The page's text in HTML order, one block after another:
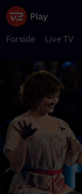
Forside Live TV